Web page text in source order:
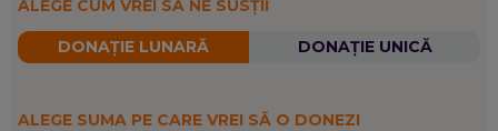
ALEGE CUM VREI SĂ NE SUSȚII
DONAȚIE LUNARĂ DONAȚIE UNICĂ
ALEGE SUMA PE CARE VREI SĂ O DONEZI